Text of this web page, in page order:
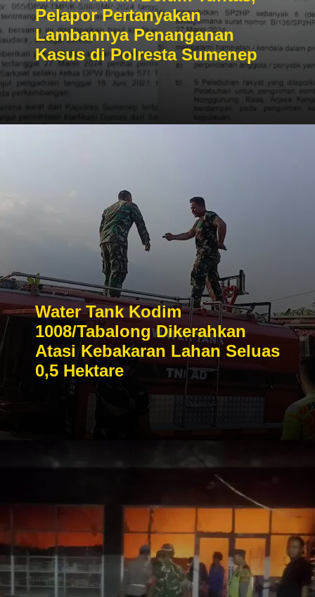
Pelapor Pertanyakan
Lambannya Penanganan
Kasus di Polresta Sumenep
Water Tank Kodim
1008/Tabalong Dikerahkan
Atasi Kebakaran Lahan Seluas
0,5 Hektare